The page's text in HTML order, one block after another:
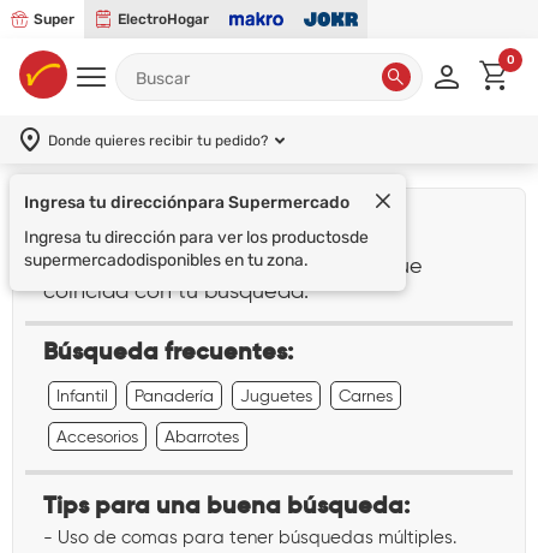
Super ElectroHogar
0
Donde quieres recibir tu pedido?
Ingresa tu direcciónpara Supermercado
Ingresa tu dirección para ver los productosde
supermercadodisponibles en tu zona.
¡Lo sentimos!
No encontramos ningún resultado que
coincida con tu búsqueda:
Búsqueda frecuentes:
Infantil Panadería Juguetes Carnes
Accesorios Abarrotes
Tips para una buena búsqueda:
- Uso de comas para tener búsquedas múltiples.